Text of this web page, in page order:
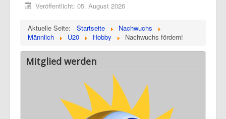
Veröffentlicht: 05. August 2026
Aktuelle Seite: Startseite
Nachwuchs
Männlich
U20 Hobby Nachwuchs fördern!
Mitglied werden